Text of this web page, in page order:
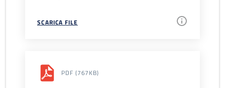
SCARICA FILE
PDF (767KB)